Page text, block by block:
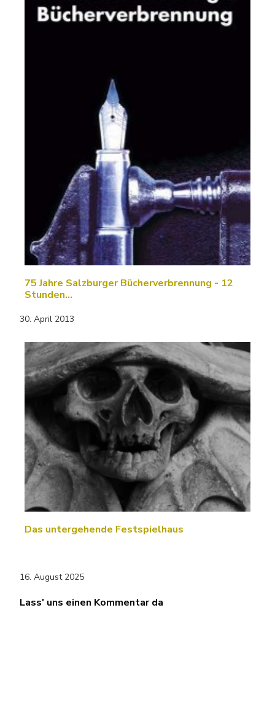
75 Jahre Salzburger Bücherverbrennung - 12
Stunden…
30. April 2013
Das untergehende Festspielhaus
16. August 2025
Lass' uns einen Kommentar da